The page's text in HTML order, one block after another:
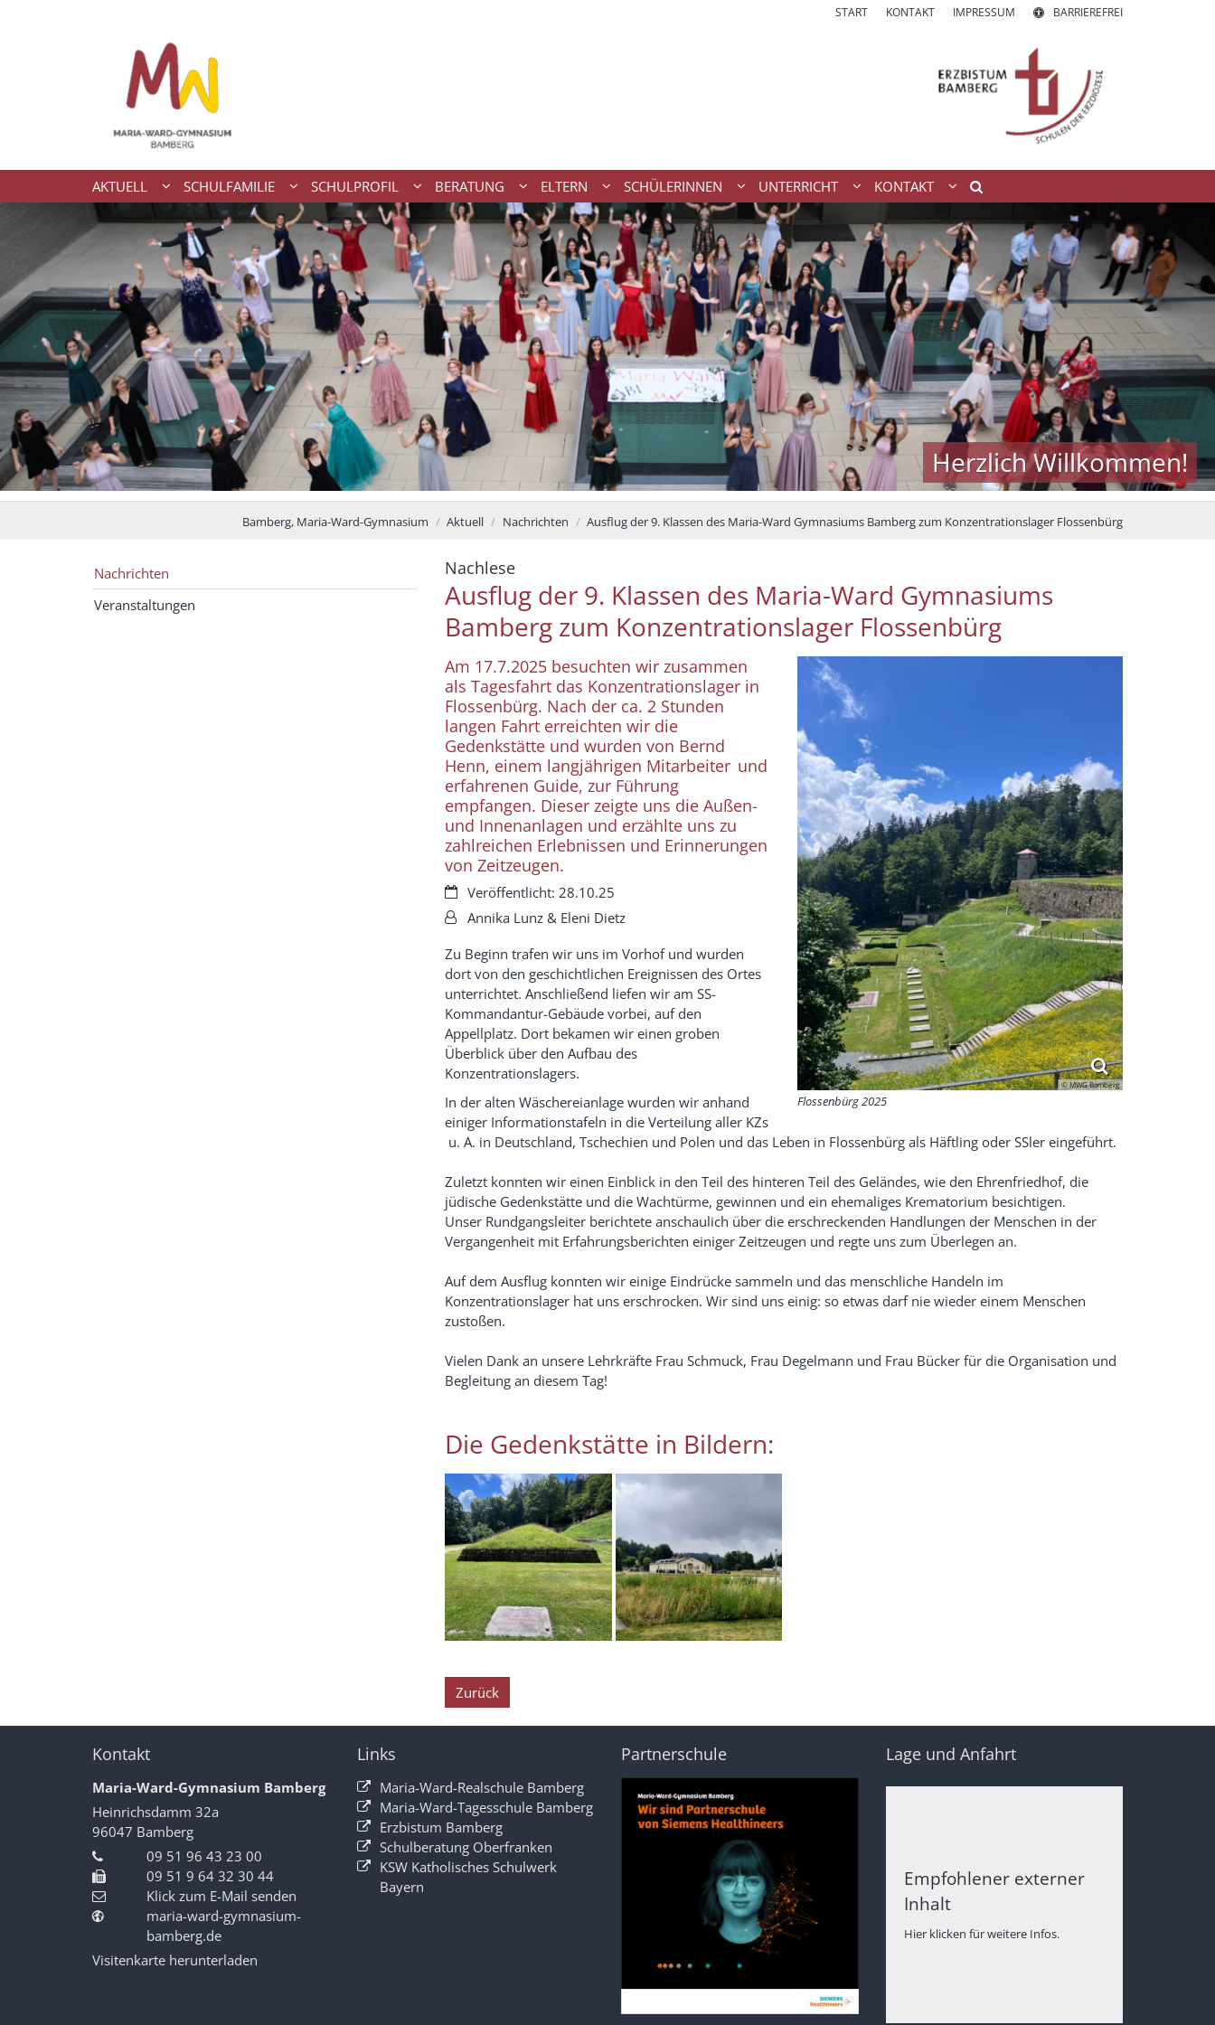
START KONTAKT IMPRESSUM BARRIEREFREI
AKTUELL SCHULFAMILIE SCHULPROFIL BERATUNG ELTERN SCHÜLERINNEN UNTERRICHT KONTAKT
Herzlich Willkommen!
Bamberg, Maria-Ward-Gymnasium Aktuell Nachrichten Ausflug der 9. Klassen des Maria-Ward Gymnasiums Bamberg zum Konzentrationslager Flossenbürg
Nachlese:
Ausflug der 9. Klassen des Maria-Ward Gymnasiums
Bamberg zum Konzentrationslager Flossenbürg
© MWG Bamberg
Flossenbürg 2025
Am 17.7.2025 besuchten wir zusammen
als Tagesfahrt das Konzentrationslager in
Flossenbürg. Nach der ca. 2 Stunden
langen Fahrt erreichten wir die
Gedenkstätte und wurden von Bernd
Henn, einem langjährigen Mitarbeiter und
erfahrenen Guide, zur Führung
empfangen. Dieser zeigte uns die Außen-
und Innenanlagen und erzählte uns zu
zahlreichen Erlebnissen und Erinnerungen
von Zeitzeugen.
Datum:Veröffentlicht: 28.10.25
Von:Annika Lunz & Eleni Dietz
Zu Beginn trafen wir uns im Vorhof und wurden
dort von den geschichtlichen Ereignissen des Ortes
unterrichtet. Anschließend liefen wir am SS-
Kommandantur-Gebäude vorbei, auf den
Appellplatz. Dort bekamen wir einen groben
Überblick über den Aufbau des
Konzentrationslagers.
In der alten Wäschereianlage wurden wir anhand
einiger Informationstafeln in die Verteilung aller KZs
u. A. in Deutschland, Tschechien und Polen und das Leben in Flossenbürg als Häftling oder SSler eingeführt.
Zuletzt konnten wir einen Einblick in den Teil des hinteren Teil des Geländes, wie den Ehrenfriedhof, die
jüdische Gedenkstätte und die Wachtürme, gewinnen und ein ehemaliges Krematorium besichtigen.
Unser Rundgangsleiter berichtete anschaulich über die erschreckenden Handlungen der Menschen in der
Vergangenheit mit Erfahrungsberichten einiger Zeitzeugen und regte uns zum Überlegen an.
Auf dem Ausflug konnten wir einige Eindrücke sammeln und das menschliche Handeln im
Konzentrationslager hat uns erschrocken. Wir sind uns einig: so etwas darf nie wieder einem Menschen
zustoßen.
Vielen Dank an unsere Lehrkräfte Frau Schmuck, Frau Degelmann und Frau Bücker für die Organisation und
Begleitung an diesem Tag!
Die Gedenkstätte in Bildern:
Zurück
Nachrichten
Veranstaltungen
Kontakt
Maria-Ward-Gymnasium Bamberg
Heinrichsdamm 32a
96047 Bamberg
09 51 96 43 23 00
09 51 9 64 32 30 44
Klick zum E-Mail senden
maria-ward-gymnasium-
bamberg.de
Visitenkarte herunterladen
Links
Maria-Ward-Realschule Bamberg
Maria-Ward-Tagesschule Bamberg
Erzbistum Bamberg
Schulberatung Oberfranken
KSW Katholisches Schulwerk
Bayern
Partnerschule Lage und Anfahrt
Empfohlener externer
Inhalt
Hier klicken für weitere Infos.